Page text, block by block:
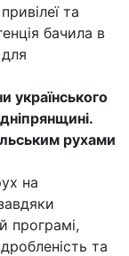
та
бачила в
українського
рухами
на
програмі,
та